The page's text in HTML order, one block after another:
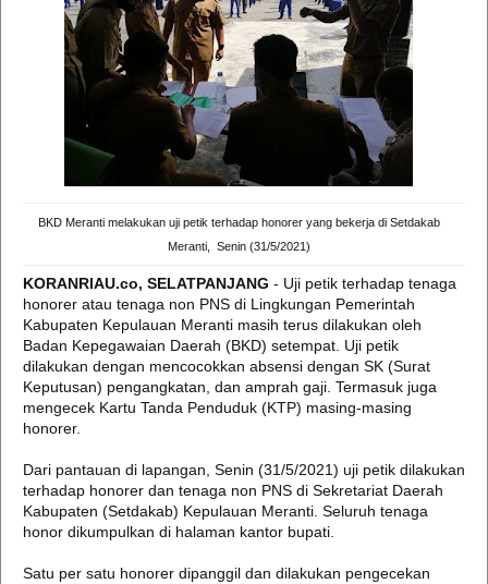
BKD Meranti melakukan uji petik terhadap honorer yang bekerja di Setdakab
Meranti, Senin (31/5/2021)
KORANRIAU.co, SELATPANJANG - Uji petik terhadap tenaga
honorer atau tenaga non PNS di Lingkungan Pemerintah
Kabupaten Kepulauan Meranti masih terus dilakukan oleh
Badan Kepegawaian Daerah (BKD) setempat. Uji petik
dilakukan dengan mencocokkan absensi dengan SK (Surat
Keputusan) pengangkatan, dan amprah gaji. Termasuk juga
mengecek Kartu Tanda Penduduk (KTP) masing-masing
honorer.
Dari pantauan di lapangan, Senin (31/5/2021) uji petik dilakukan
terhadap honorer dan tenaga non PNS di Sekretariat Daerah
Kabupaten (Setdakab) Kepulauan Meranti. Seluruh tenaga
honor dikumpulkan di halaman kantor bupati.
Satu per satu honorer dipanggil dan dilakukan pengecekan